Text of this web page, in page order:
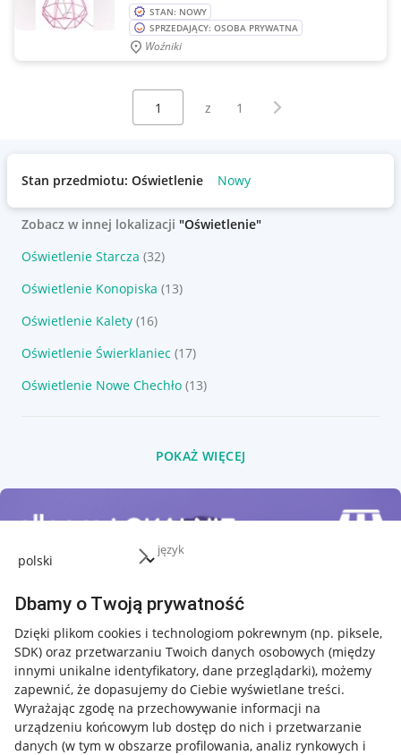
język
Dbamy o Twoją prywatność
Dzięki plikom cookies i technologiom pokrewnym (np. piksele,
SDK) oraz przetwarzaniu Twoich danych osobowych (między
innymi unikalne identyfikatory, dane przeglądarki), możemy
zapewnić, że dopasujemy do Ciebie wyświetlane treści.
Wyrażając zgodę na przechowywanie informacji na
urządzeniu końcowym lub dostęp do nich i przetwarzanie
danych (w tym w obszarze profilowania, analiz rynkowych i
STAN: NOWY
SPRZEDAJĄCY: OSOBA PRYWATNA
Woźniki
Wybierz stronę:
z 1 Następna strona
Stan przedmiotu: Oświetlenie Nowy
Zobacz w innej lokalizacji "Oświetlenie"
Oświetlenie Starcza (32)
Oświetlenie Konopiska (13)
Oświetlenie Kalety (16)
Oświetlenie Świerklaniec (17)
Oświetlenie Nowe Chechło (13)
POKAŻ WIĘCEJ